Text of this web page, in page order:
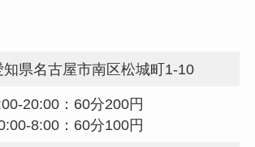
知県名古屋市南区松城町1-10
20:00：60分200円
8:00：60分100円